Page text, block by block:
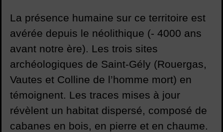
La présence humaine sur ce territoire est
avérée depuis le néolithique (- 4000 ans
avant notre ère). Les trois sites
archéologiques de Saint-Gély (Rouergas,
Vautes et Colline de l’homme mort) en
témoignent. Les traces mises à jour
révèlent un habitat dispersé, composé de
cabanes en bois, en pierre et en chaume.